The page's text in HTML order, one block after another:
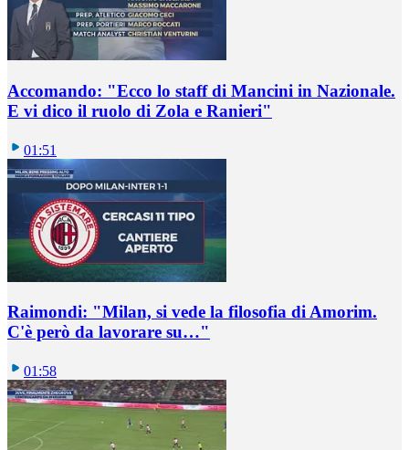
Accomando: "Ecco lo staff di Mancini in Nazionale.
E vi dico il ruolo di Zola e Ranieri"
01:51
Raimondi: "Milan, si vede la filosofia di Amorim.
C'è però da lavorare su…"
01:58